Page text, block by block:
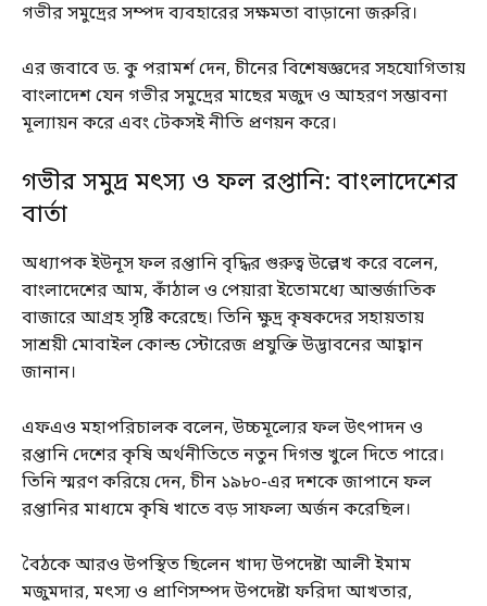
গভীর সমুদ্রের সম্পদ ব্যবহারের সক্ষমতা বাড়ানো জরুরি।
এর জবাবে ড. কু পরামর্শ দেন, চীনের বিশেষজ্ঞদের সহযোগিতায়
বাংলাদেশ যেন গভীর সমুদ্রের মাছের মজুদ ও আহরণ সম্ভাবনা
মূল্যায়ন করে এবং টেকসই নীতি প্রণয়ন করে।
গভীর সমুদ্র মৎস্য ও ফল রপ্তানি: বাংলাদেশের
বার্তা
অধ্যাপক ইউনূস ফল রপ্তানি বৃদ্ধির গুরুত্ব উল্লেখ করে বলেন,
বাংলাদেশের আম, কাঁঠাল ও পেয়ারা ইতোমধ্যে আন্তর্জাতিক
বাজারে আগ্রহ সৃষ্টি করেছে। তিনি ক্ষুদ্র কৃষকদের সহায়তায়
সাশ্রয়ী মোবাইল কোল্ড স্টোরেজ প্রযুক্তি উদ্ভাবনের আহ্বান
জানান।
এফএও মহাপরিচালক বলেন, উচ্চমূল্যের ফল উৎপাদন ও
রপ্তানি দেশের কৃষি অর্থনীতিতে নতুন দিগন্ত খুলে দিতে পারে।
তিনি স্মরণ করিয়ে দেন, চীন ১৯৮০-এর দশকে জাপানে ফল
রপ্তানির মাধ্যমে কৃষি খাতে বড় সাফল্য অর্জন করেছিল।
বৈঠকে আরও উপস্থিত ছিলেন খাদ্য উপদেষ্টা আলী ইমাম
মজুমদার, মৎস্য ও প্রাণিসম্পদ উপদেষ্টা ফরিদা আখতার,